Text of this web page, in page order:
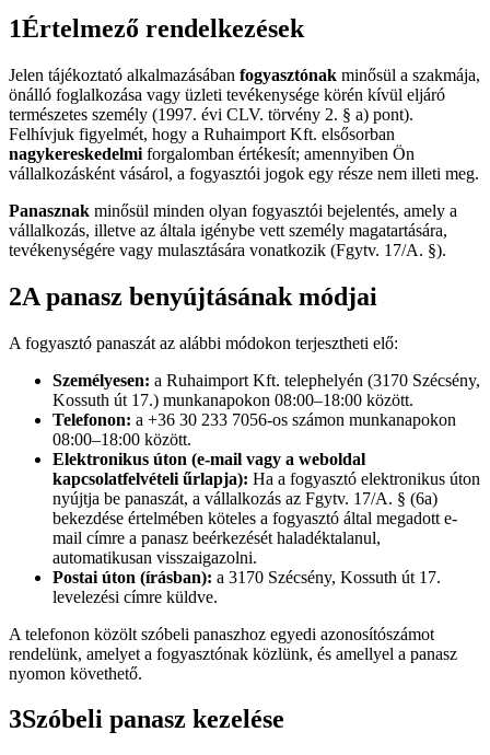
1Értelmező rendelkezések
Jelen tájékoztató alkalmazásában fogyasztónak minősül a szakmája,
önálló foglalkozása vagy üzleti tevékenysége körén kívül eljáró
természetes személy (1997. évi CLV. törvény 2. § a) pont).
Felhívjuk figyelmét, hogy a Ruhaimport Kft. elsősorban
nagykereskedelmi forgalomban értékesít; amennyiben Ön
vállalkozásként vásárol, a fogyasztói jogok egy része nem illeti meg.
Panasznak minősül minden olyan fogyasztói bejelentés, amely a
vállalkozás, illetve az általa igénybe vett személy magatartására,
tevékenységére vagy mulasztására vonatkozik (Fgytv. 17/A. §).
2A panasz benyújtásának módjai
A fogyasztó panaszát az alábbi módokon terjesztheti elő:
Személyesen: a Ruhaimport Kft. telephelyén (3170 Szécsény,
Kossuth út 17.) munkanapokon 08:00–18:00 között.
Telefonon: a +36 30 233 7056-os számon munkanapokon
08:00–18:00 között.
Elektronikus úton (e-mail vagy a weboldal
kapcsolatfelvételi űrlapja): Ha a fogyasztó elektronikus úton
nyújtja be panaszát, a vállalkozás az Fgytv. 17/A. § (6a)
bekezdése értelmében köteles a fogyasztó által megadott e-
mail címre a panasz beérkezését haladéktalanul,
automatikusan visszaigazolni.
Postai úton (írásban): a 3170 Szécsény, Kossuth út 17.
levelezési címre küldve.
A telefonon közölt szóbeli panaszhoz egyedi azonosítószámot
rendelünk, amelyet a fogyasztónak közlünk, és amellyel a panasz
nyomon követhető.
3Szóbeli panasz kezelése